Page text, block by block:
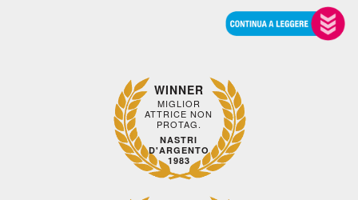
WINNER
MIGLIOR
ATTRICE NON
PROTAG.
NASTRI
D'ARGENTO
1983